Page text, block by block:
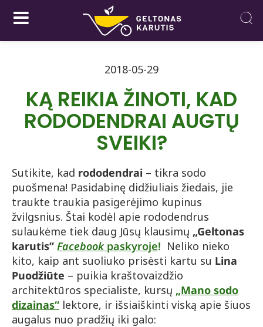
2018-05-29
KĄ REIKIA ŽINOTI, KAD
RODODENDRAI AUGTŲ
SVEIKI?
Sutikite, kad rododendrai – tikra sodo
puošmena! Pasidabinę didžiuliais žiedais, jie
traukte traukia pasigerėjimo kupinus
žvilgsnius. Štai kodėl apie rododendrus
sulaukėme tiek daug Jūsų klausimų „Geltonas
karutis” Facebookpaskyroje! Neliko nieko
kito, kaip ant suoliuko prisėsti kartu su Lina
Puodžiūte – puikia kraštovaizdžio
architektūros specialiste, kursų „Mano sodo
dizainas“ lektore, ir išsiaiškinti viską apie šiuos
augalus nuo pradžių iki galo: